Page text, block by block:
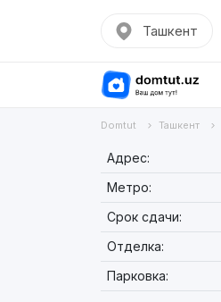
Ташкент
Domtut Ташкент
Адрес:
Метро:
Срок сдачи:
Отделка:
Парковка: